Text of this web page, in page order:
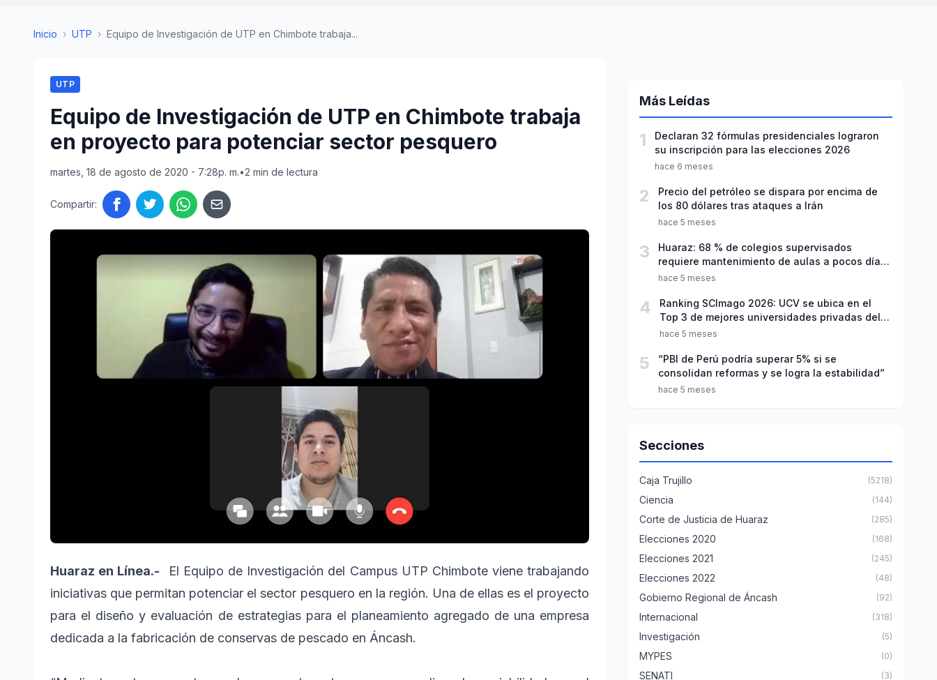
Inicio › UTP › Equipo de Investigación de UTP en Chimbote trabaja...
UTP
Equipo de Investigación de UTP en Chimbote trabaja
en proyecto para potenciar sector pesquero
martes, 18 de agosto de 2020 - 7:28p. m.•2 min de lectura
Compartir:
Huaraz en Línea.-
El Equipo de Investigación del Campus UTP Chimbote viene trabajando
iniciativas que permitan potenciar el sector pesquero en la región. Una de ellas es el proyecto
para el diseño y evaluación de estrategias para el planeamiento agregado de una empresa
dedicada a la fabricación de conservas de pescado en Áncash.
Más Leídas
1
Declaran 32 fórmulas presidenciales lograron
su inscripción para las elecciones 2026
hace 6 meses
2
Precio del petróleo se dispara por encima de
los 80 dólares tras ataques a Irán
hace 5 meses
3
Huaraz: 68 % de colegios supervisados
requiere mantenimiento de aulas a pocos días
de inicio del año escolar 2026
hace 5 meses
4
Ranking SCImago 2026: UCV se ubica en el
Top 3 de mejores universidades privadas del
Perú
hace 5 meses
5
“PBI de Perú podría superar 5% si se
consolidan reformas y se logra la estabilidad”
hace 5 meses
Secciones
Caja Trujillo (5218)
Ciencia (144)
Corte de Justicia de Huaraz (285)
Elecciones 2020 (168)
Elecciones 2021 (245)
Elecciones 2022 (48)
Gobierno Regional de Áncash (92)
Internacional (318)
Investigación (5)
MYPES (0)
SENATI (3)